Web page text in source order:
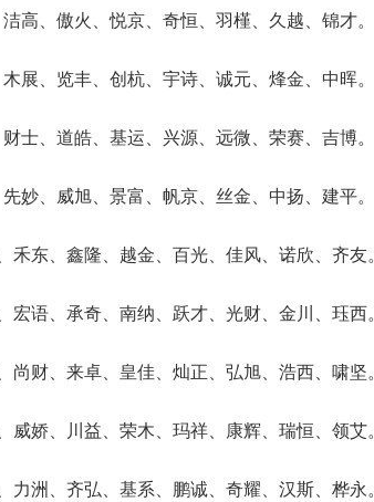
高、傲火、悦京、奇恒、羽槿、久越、锦才。
展、览丰、创杭、宇诗、诚元、烽金、中晖。
士、道皓、基运、兴源、远微、荣赛、吉博。
妙、威旭、景富、帆京、丝金、中扬、建平。
东、鑫隆、越金、百光、佳风、诺欣、齐友。
语、承奇、南纳、跃才、光财、金川、珏西。
财、来卓、皇佳、灿正、弘旭、浩西、啸坚。
娇、川益、荣木、玛祥、康辉、瑞恒、领艾。
洲、齐弘、基系、鹏诚、奇耀、汉斯、桦永。